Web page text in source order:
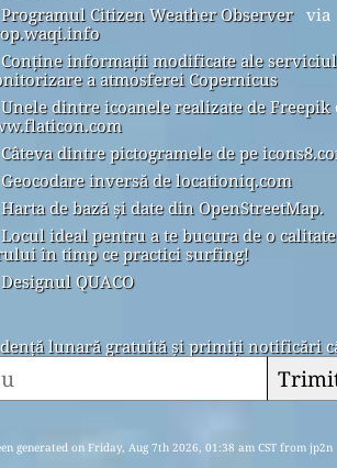
Programul Citizen Weather Observer via
Conține informații modificate ale
a atmosferei Copernicus
Unele dintre icoanele realizate de Freepik
Câteva dintre pictogramele de pe
Geocodare inversă de locationiq.com
Harta de bază și date din OpenStreetMap.
Locul ideal pentru a te bucura de o
în timp ce practici surfing!
Designul QUACO
lunară gratuită și primiți notificări
generated on Friday, Aug 7th 2026, 01:38 am CST from jp2n